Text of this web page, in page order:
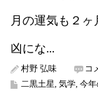
月の運気も２
凶にな...
村野 弘味
二
黒
コ
二黒土星, 気学, 今